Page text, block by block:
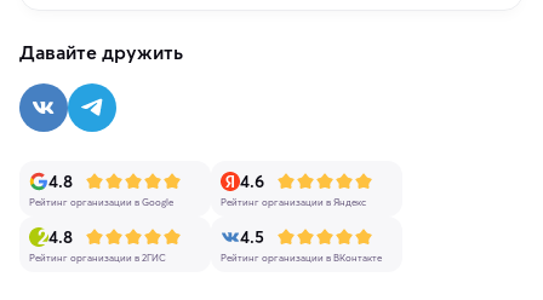
Давайте дружить
4.8
Рейтинг организации в Google
4.6
Рейтинг организации в Яндекс
4.8
Рейтинг организации в 2ГИС
4.5
Рейтинг организации в ВКонтакте